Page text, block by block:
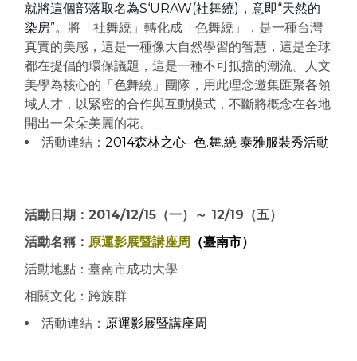
就將這個部落取名為S‘URAW(社舞繞)，意即“天然的
染房”。 將「社舞繞」轉化成「色舞繞」， 是一種台灣
真實的美感，這是一種像大自然學習的智慧，這是全球
都在提倡的環保議題，這是一種不可抵擋的潮流。人文
美學為核心的「色舞繞」團隊，用此理念邀集匯聚各領
域人才，以緊密的合作與互動模式，不斷將概念在各地
開出一朵朵美麗的花。
活動連結：2014森林之心- 色.舞.繞 泰雅服裝秀活動
活動日期：2014/12/15（一）～ 12/19（五）
活動名稱： 原運影展暨講座周
（臺南市）
活動地點：臺南市成功大學
相關文化：跨族群
活動連結： 原運影展暨講座周